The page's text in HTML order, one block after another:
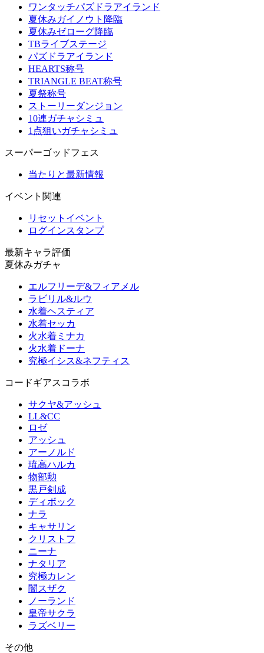
ワンタッチパズドラアイランド
夏休みガイノウト降臨
夏休みゼローグ降臨
TBライブステージ
パズドラアイランド
HEARTS称号
TRIANGLE BEAT称号
夏祭称号
ストーリーダンジョン
10連ガチャシミュ
1点狙いガチャシミュ
スーパーゴッドフェス
当たりと最新情報
イベント関連
リセットイベント
ログインスタンプ
最新キャラ評価
夏休みガチャ
エルフリーデ&フィアメル
ラビリル&ルウ
水着ヘスティア
水着セッカ
火水着ミナカ
火水着ドーナ
究極イシス&ネフティス
コードギアスコラボ
サクヤ&アッシュ
LL&CC
ロゼ
アッシュ
アーノルド
琉高ハルカ
物部勲
黒戸剣成
ディボック
ナラ
キャサリン
クリストフ
ニーナ
ナタリア
究極カレン
闇スザク
ノーランド
皇帝サクラ
ラズベリー
その他